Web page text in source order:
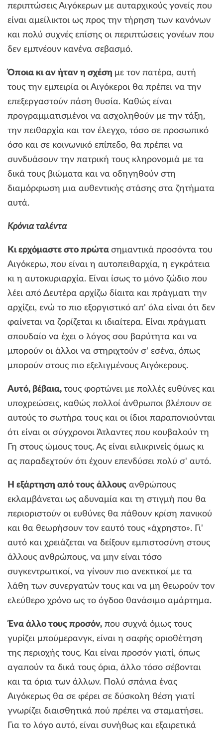
περιπτώσεις Αιγόκερων με αυταρχικούς γονείς που
είναι αμείλικτοι ως προς την τήρηση των κανόνων
και πολύ συχνές επίσης οι περιπτώσεις γονέων που
δεν εμπνέουν κανένα σεβασμό.
Όποια κι αν ήταν η σχέση με τον πατέρα, αυτή
τους την εμπειρία οι Αιγόκεροι θα πρέπει να την
επεξεργαστούν πάση θυσία. Καθώς είναι
προγραμματισμένοι να ασχοληθούν με την τάξη,
την πειθαρχία και τον έλεγχο, τόσο σε προσωπικό
όσο και σε κοινωνικό επίπεδο, θα πρέπει να
συνδυάσουν την πατρική τους κληρονομιά με τα
δικά τους βιώματα και να οδηγηθούν στη
διαμόρφωση μια αυθεντικής στάσης στα ζητήματα
αυτά.
Κρόνια ταλέντα
Κι ερχόμαστε στο πρώτα σημαντικά προσόντα του
Αιγόκερω, που είναι η αυτοπειθαρχία, η εγκράτεια
κι η αυτοκυριαρχία. Είναι ίσως το μόνο ζώδιο που
λέει από Δευτέρα αρχίζω δίαιτα και πράγματι την
αρχίζει, ενώ το πιο εξοργιστικό απ' όλα είναι ότι δεν
φαίνεται να ζορίζεται κι ιδιαίτερα. Είναι πράγματι
σπουδαίο να έχει ο λόγος σου βαρύτητα και να
μπορούν οι άλλοι να στηριχτούν σ' εσένα, όπως
μπορούν στους πιο εξελιγμένους Αιγόκερους.
Αυτό, βέβαια, τους φορτώνει με πολλές ευθύνες και
υποχρεώσεις, καθώς πολλοί άνθρωποι βλέπουν σε
αυτούς το σωτήρα τους και οι ίδιοι παραπονιούνται
ότι είναι οι σύγχρονοι Άτλαντες που κουβαλούν τη
Γη στους ώμους τους. Ας είναι ειλικρινείς όμως κι
ας παραδεχτούν ότι έχουν επενδύσει πολύ σ' αυτό.
Η εξάρτηση από τους άλλους ανθρώπους
εκλαμβάνεται ως αδυναμία και τη στιγμή που θα
περιοριστούν οι ευθύνες θα πάθουν κρίση πανικού
και θα θεωρήσουν τον εαυτό τους «άχρηστο». Γι'
αυτό και χρειάζεται να δείξουν εμπιστοσύνη στους
άλλους ανθρώπους, να μην είναι τόσο
συγκεντρωτικοί, να γίνουν πιο ανεκτικοί με τα
λάθη των συνεργατών τους και να μη θεωρούν τον
ελεύθερο χρόνο ως το όγδοο θανάσιμο αμάρτημα.
Ένα άλλο τους προσόν, που συχνά όμως τους
γυρίζει μπούμερανγκ, είναι η σαφής οριοθέτηση
της περιοχής τους. Και είναι προσόν γιατί, όπως
αγαπούν τα δικά τους όρια, άλλο τόσο σέβονται
και τα όρια των άλλων. Πολύ σπάνια ένας
Αιγόκερως θα σε φέρει σε δύσκολη θέση γιατί
γνωρίζει διαισθητικά πού πρέπει να σταματήσει.
Για το λόγο αυτό, είναι συνήθως και εξαιρετικά